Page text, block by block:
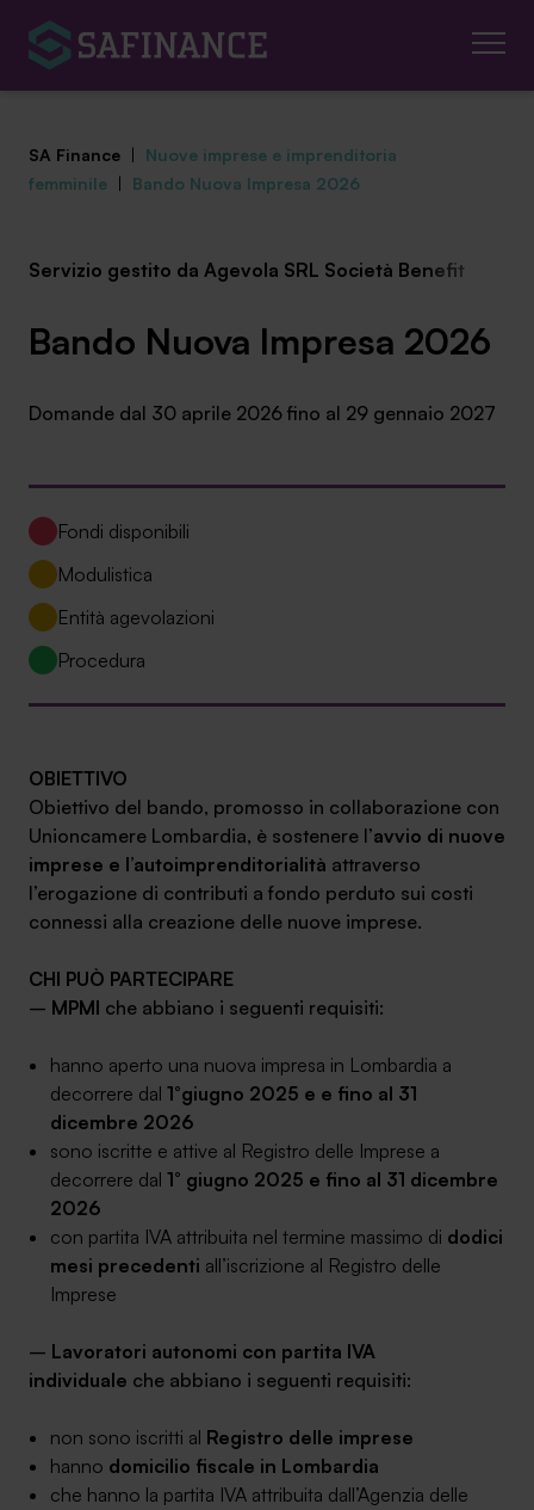
Mediazione Creditizia
Finanza Agevolata
Ambassador
Contatti
Lavora con noi
SA Finance Mediazione Creditizia Srl, società di mediazione creditizia iscritta
all'Oam n.M336
SA Finance | Nuove imprese e imprenditoria
femminile | Bando Nuova Impresa 2026
Servizio gestito da Agevola SRL Società Benefit
Bando Nuova Impresa 2026
Domande dal 30 aprile 2026 fino al 29 gennaio 2027
Fondi disponibili
Modulistica
Entità agevolazioni
Procedura
OBIETTIVO
Obiettivo del bando, promosso in collaborazione con
Unioncamere Lombardia, è sostenere l’avvio di nuove
imprese e l’autoimprenditorialità attraverso
l’erogazione di contributi a fondo perduto sui costi
connessi alla creazione delle nuove imprese.
CHI PUÒ PARTECIPARE
– MPMI che abbiano i seguenti requisiti:
hanno aperto una nuova impresa in Lombardia a
decorrere dal 1°giugno 2025 e e fino al 31
dicembre 2026
sono iscritte e attive al Registro delle Imprese a
decorrere dal 1° giugno 2025 e fino al 31 dicembre
2026
con partita IVA attribuita nel termine massimo di dodici
mesi precedenti all’iscrizione al Registro delle
Imprese
– Lavoratori autonomi con partita IVA
individuale che abbiano i seguenti requisiti:
non sono iscritti al Registro delle imprese
hanno domicilio fiscale in Lombardia
che hanno la partita IVA attribuita dall’Agenzia delle